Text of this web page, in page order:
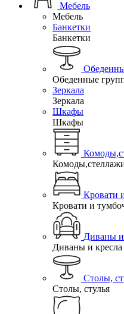
Мебель
Мебель
Банкетки
Банкетки
Обеденные
Зеркала
Зеркала
Шкафы
Шкафы
Кровати
Кровати и
Диваны и
Диваны и кресла
Столы,
Столы, стулья